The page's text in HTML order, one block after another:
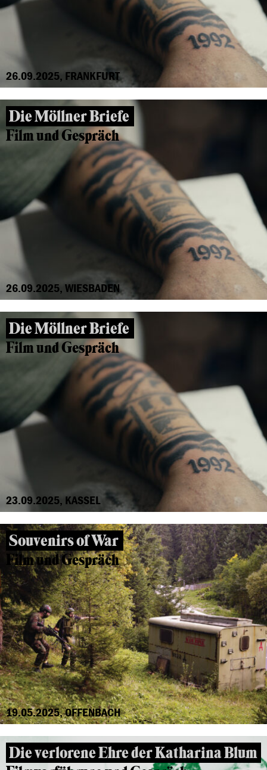
26.09.2025, FRANKFURT
Die Möllner Briefe
Film und Gespräch
26.09.2025, WIESBADEN
Die Möllner Briefe
Film und Gespräch
23.09.2025, KASSEL
Souvenirs of War
Film und Gespräch
19.05.2025, OFFENBACH
Die verlorene Ehre der Katharina Blum